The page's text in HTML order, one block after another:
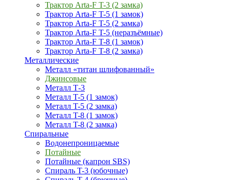
Трактор Arta-F T-3 (2 замка)
Трактор Arta-F T-5 (1 замок)
Трактор Arta-F T-5 (2 замка)
Трактор Arta-F T-5 (неразъёмные)
Трактор Arta-F T-8 (1 замок)
Трактор Arta-F T-8 (2 замка)
Металлические
Металл «титан шлифованный»
Джинсовые
Металл Т-3
Металл T-5 (1 замок)
Металл T-5 (2 замка)
Металл T-8 (1 замок)
Металл T-8 (2 замка)
Спиральные
Водонепроницаемые
Потайные
Потайные (капрон SBS)
Спираль T-3 (юбочные)